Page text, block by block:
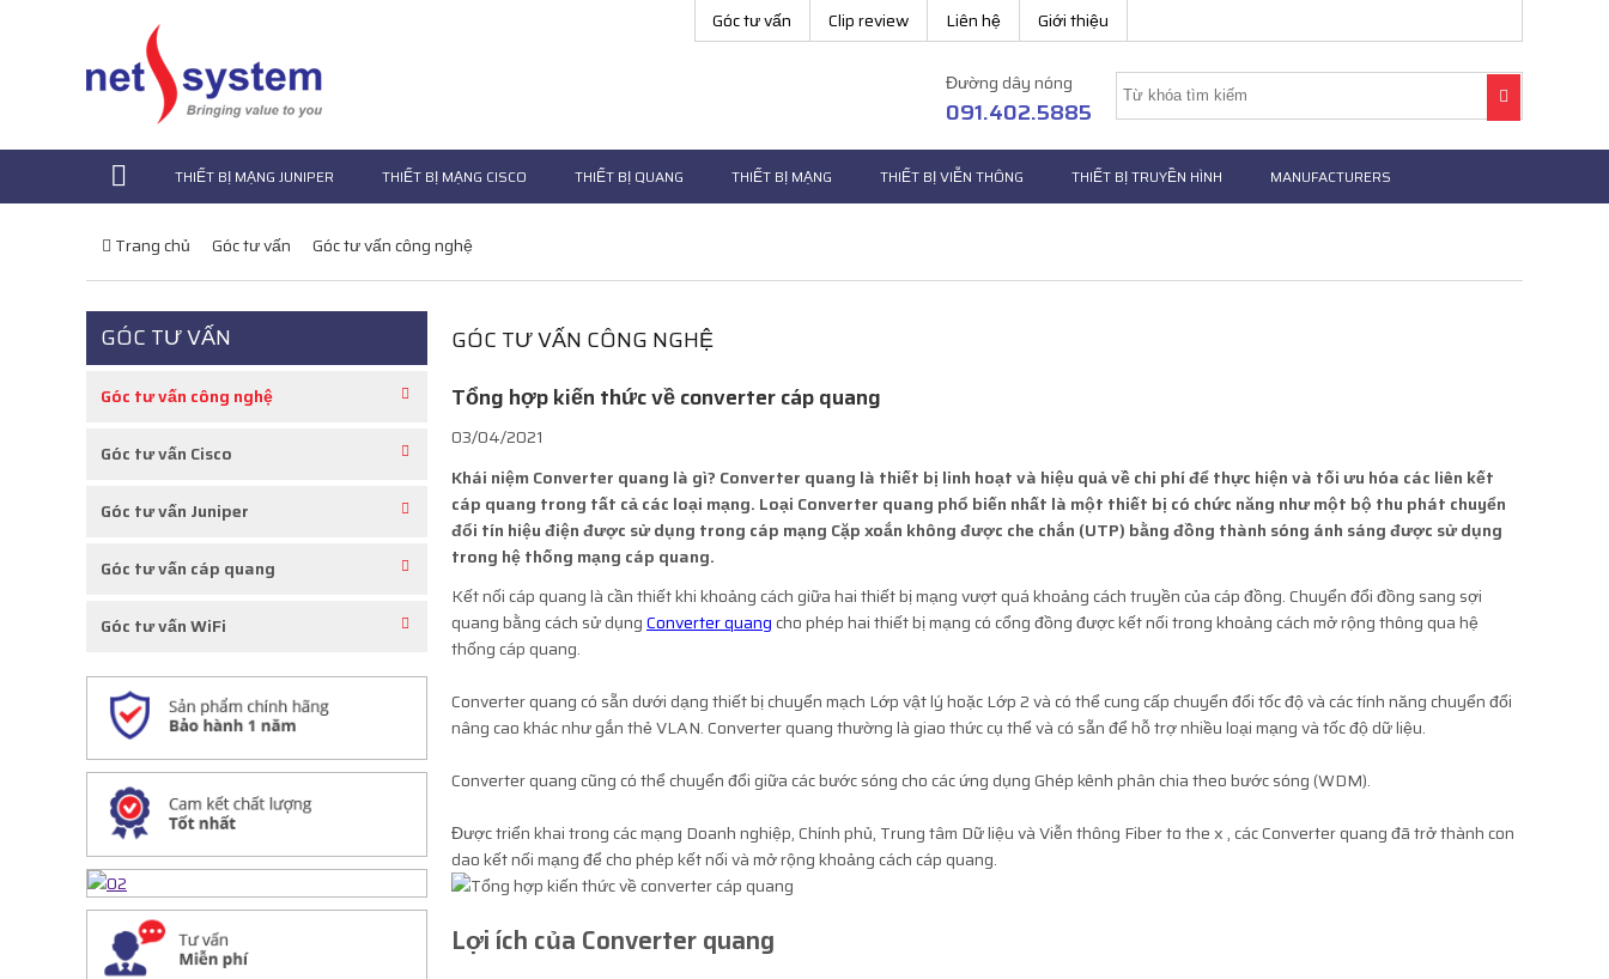
Góc tư vấn Clip review Liên hệ Giới thiệu
Đường dây nóng
091.402.5885
THIẾT BỊ MẠNG JUNIPER THIẾT BỊ MẠNG CISCO THIẾT BỊ QUANG THIẾT BỊ MẠNG THIẾT BỊ VIỄN THÔNG THIẾT BỊ TRUYỀN HÌNH MANUFACTURERS
Trang chủ Góc tư vấn Góc tư vấn công nghệ
GÓC TƯ VẤN
Góc tư vấn công nghệ
Góc tư vấn Cisco
Góc tư vấn Juniper
Góc tư vấn cáp quang
Góc tư vấn WiFi
GÓC TƯ VẤN CÔNG NGHỆ
Tổng hợp kiến ​​thức về converter cáp quang
03/04/2021
Khái niệm Converter quang là gì? Converter quang là thiết bị linh hoạt và hiệu quả về chi phí để thực hiện và tối ưu hóa các liên kết
cáp quang trong tất cả các loại mạng. Loại Converter quang phổ biến nhất là một thiết bị có chức năng như một bộ thu phát chuyển
đổi tín hiệu điện được sử dụng trong cáp mạng Cặp xoắn không được che chắn (UTP) bằng đồng thành sóng ánh sáng được sử dụng
trong hệ thống mạng cáp quang.
Kết nối cáp quang là cần thiết khi khoảng cách giữa hai thiết bị mạng vượt quá khoảng cách truyền của cáp đồng. Chuyển đổi đồng sang sợi
quang bằng cách sử dụngConverter quangcho phép hai thiết bị mạng có cổng đồng được kết nối trong khoảng cách mở rộng thông qua hệ
thống cáp quang.
Converter quang có sẵn dưới dạng thiết bị chuyển mạch Lớp vật lý hoặc Lớp 2 và có thể cung cấp chuyển đổi tốc độ và các tính năng chuyển đổi
nâng cao khác như gắn thẻ VLAN. Converter quang thường là giao thức cụ thể và có sẵn để hỗ trợ nhiều loại mạng và tốc độ dữ liệu.
Converter quang cũng có thể chuyển đổi giữa các bước sóng cho các ứng dụng Ghép kênh phân chia theo bước sóng (WDM).
Được triển khai trong các mạng Doanh nghiệp, Chính phủ, Trung tâm Dữ liệu và Viễn thông Fiber to the x , các Converter quang đã trở thành con
dao kết nối mạng để cho phép kết nối và mở rộng khoảng cách cáp quang.
Lợi ích của Converter quang